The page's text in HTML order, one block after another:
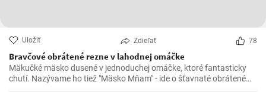
Uložiť Zdieľať 78
Bravčové obrátené rezne v lahodnej omáčke
Mäkučké mäsko dusené v jednoduchej omáčke, ktoré fantasticky
chutí. Nazývame ho tiež "Mäsko Mňam" - ide o šťavnaté obrátené
rezne.